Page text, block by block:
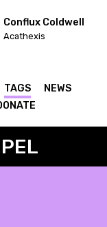
Conflux Coldwell
Acathexis
TAGS
NEWS